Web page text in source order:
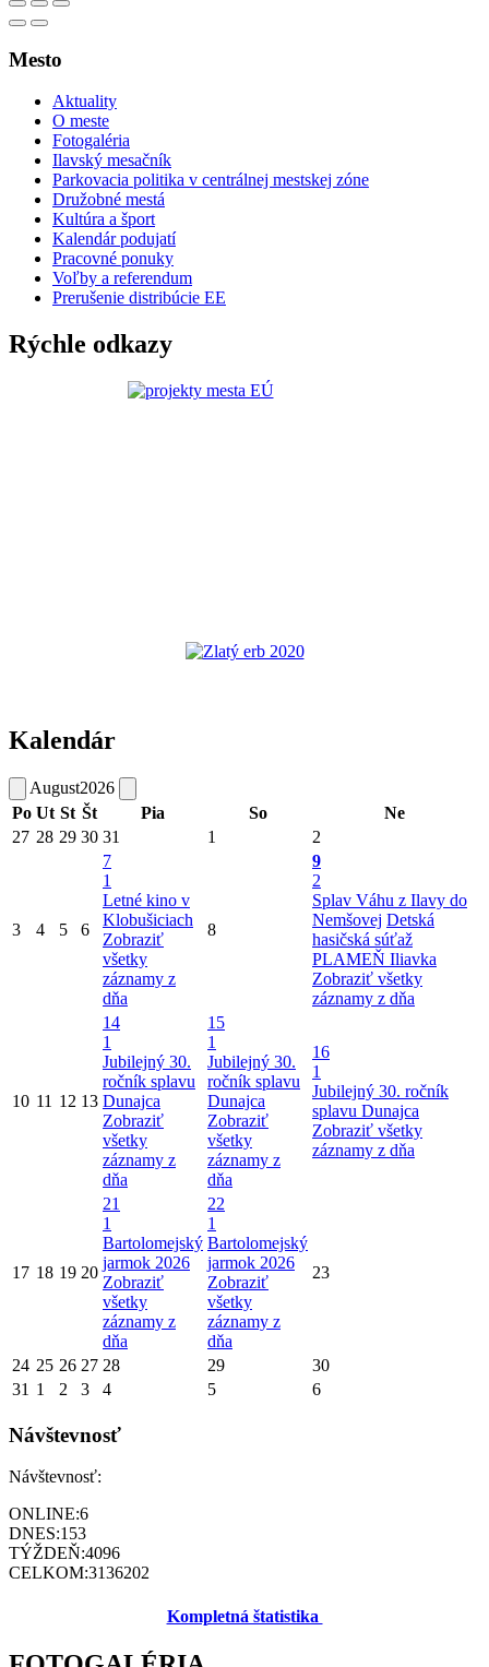
Mesto
Aktuality
O meste
Fotogaléria
Ilavský mesačník
Parkovacia politika v centrálnej mestskej zóne
Družobné mestá
Kultúra a šport
Kalendár podujatí
Pracovné ponuky
Voľby a referendum
Prerušenie distribúcie EE
Rýchle odkazy
Kalendár
August2026
Po Ut St Št Pia So
Ne
27 28 29 30 31 1 2
3 4 5 6
7
1
Letné kino v
Klobušiciach
Zobraziť
všetky
záznamy z
dňa
8
9
2
Splav Váhu z Ilavy do
Nemšovej Detská
hasičská súťaž
PLAMEŇ Iliavka
Zobraziť všetky
záznamy z dňa
10 11 12 13
14
1
Jubilejný 30.
ročník splavu
Dunajca
Zobraziť
všetky
záznamy z
dňa
15
1
Jubilejný 30.
ročník splavu
Dunajca
Zobraziť
všetky
záznamy z
dňa
16
1
Jubilejný 30. ročník
splavu Dunajca
Zobraziť všetky
záznamy z dňa
17 18 19 20
21
1
Bartolomejský
jarmok 2026
Zobraziť
všetky
záznamy z
dňa
22
1
Bartolomejský
jarmok 2026
Zobraziť
všetky
záznamy z
dňa
23
24 25 26 27 28 29
30
31 1 2 3 4 5 6
Návštevnosť
Návštevnosť:
ONLINE:6
DNES:153
TÝŽDEŇ:4096
CELKOM:3136202
Kompletná štatistika